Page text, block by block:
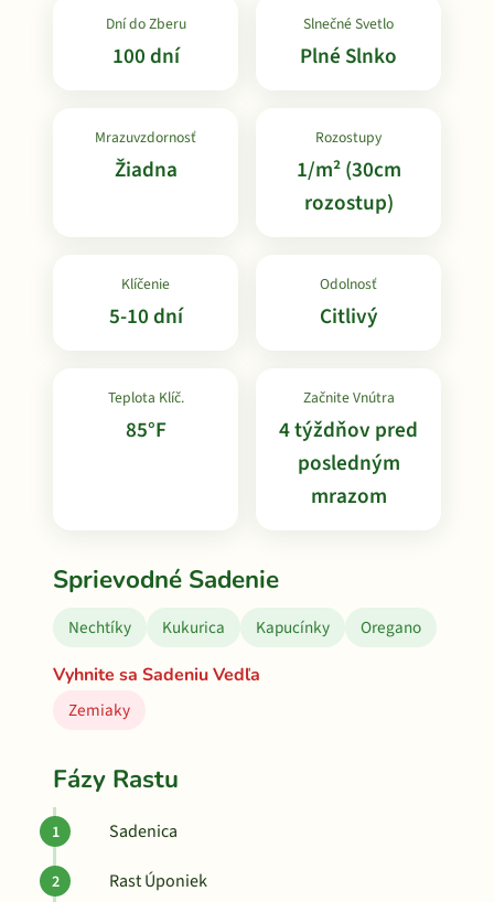
Dní do Zberu
100 dní
Slnečné Svetlo
Plné Slnko
Mrazuvzdornosť
Žiadna
Rozostupy
1/m² (30cm
rozostup)
Klíčenie
5-10 dní
Odolnosť
Citlivý
Teplota Klíč.
85°F
Začnite Vnútra
4 týždňov pred
posledným
mrazom
Sprievodné Sadenie
Nechtíky Kukurica Kapucínky
Oregano
Vyhnite sa Sadeniu Vedľa
Zemiaky
Fázy Rastu
Sadenica
Rast Úponiek